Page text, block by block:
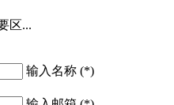
区...
输入名称 (*)